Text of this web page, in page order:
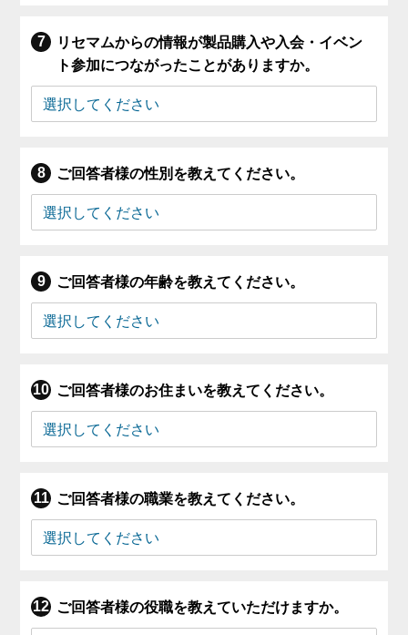
リセマムからの情報が製品購入や入会・イベン
ト参加につながったことがありますか。
ご回答者様の性別を教えてください。
ご回答者様の年齢を教えてください。
ご回答者様のお住まいを教えてください。
ご回答者様の職業を教えてください。
ご回答者様の役職を教えていただけますか。